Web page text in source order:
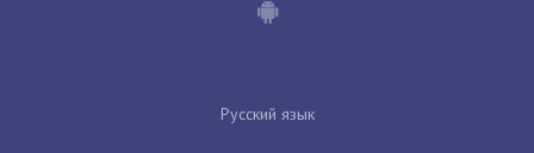
Русский язык